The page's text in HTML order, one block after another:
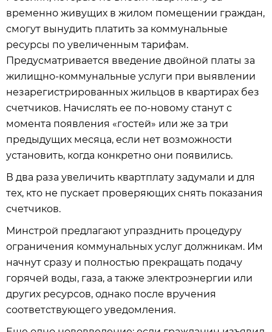
временно живущих в жилом помещении граждан,
смогут вынудить платить за коммунальные
ресурсы по увеличенным тарифам.
Предусматривается введение двойной платы за
жилищно-коммунальные услуги при выявлении
незарегистрированных жильцов в квартирах без
счетчиков. Начислять ее по-новому станут с
момента появления «гостей» или же за три
предыдущих месяца, если нет возможности
установить, когда конкретно они появились.
В два раза увеличить квартплату задумали и для
тех, кто не пускает проверяющих снять показания
счетчиков.
Минстрой предлагают упразднить процедуру
ограничения коммунальных услуг должникам. Им
начнут сразу и полностью прекращать подачу
горячей воды, газа, а также электроэнергии или
других ресурсов, однако после вручения
соответствующего уведомления.